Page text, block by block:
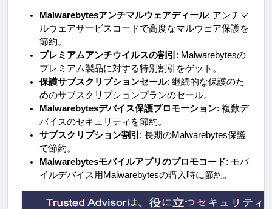
Malwarebytesアンチマルウェアディール: アンチマ
ルウェアサービスコードで高度なマルウェア保護を
節約。
プレミアムアンチウイルスの割引 : Malwarebytesの
プレミアム製品に対する特別割引をゲット。
保護サブスクリプションセール: 継続的な保護のた
めのサブスクリプションプランのセール。
Malwarebytesデバイス保護プロモーション: 複数デ
バイスのセキュリティを節約。
サブスクリプション割引 : 長期のMalwarebytes保護
で節約。
Malwarebytesモバイルアプリのプロモコード: モバ
イルデバイス用Malwarebytesの購入時に節約。